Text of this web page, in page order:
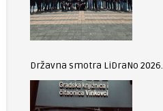
Državna smotra LiDraNo 2026.